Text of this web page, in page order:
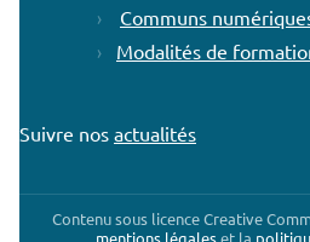
Communs
Modalités de
Suivre nos actualités
Contenu sous licence Creative
mentions légaleset la